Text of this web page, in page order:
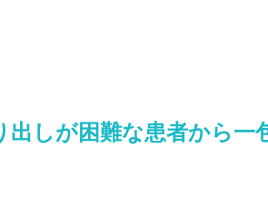
出しが困難な患者から